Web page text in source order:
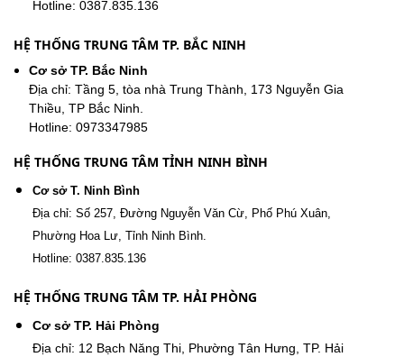
Hotline: 0387.835.136
HỆ THỐNG TRUNG TÂM TP. BẮC NINH
Cơ sở TP. Bắc Ninh
Địa chỉ: Tầng 5, tòa nhà Trung Thành, 173 Nguyễn Gia
Thiều, TP Bắc Ninh.
Hotline: 0973347985
HỆ THỐNG TRUNG TÂM TỈNH NINH BÌNH
Cơ sở T. Ninh Bình
Địa chỉ: Số 257, Đường Nguyễn Văn Cừ, Phố Phú Xuân,
Phường Hoa Lư, Tỉnh Ninh Bình.
Hotline: 0387.835.136
HỆ THỐNG TRUNG TÂM TP. HẢI PHÒNG
Cơ sở TP. Hải Phòng
Địa chỉ: 12 Bạch Năng Thi, Phường Tân Hưng, TP. Hải